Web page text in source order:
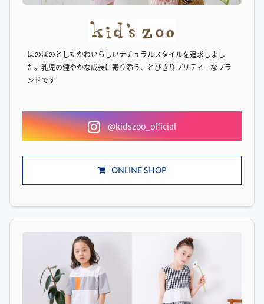
ほのぼのとしたかわいらしいナチュラルスタイルを追求しまし
た。乳児の健やかな成長に寄り添う、とびきりプリティーなブラ
ンドです
@kidszoo_official
ONLINE SHOP